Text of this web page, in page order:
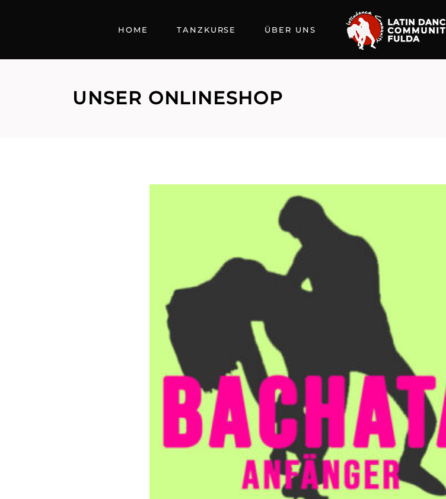
HOME TANZKURSE ÜBER UNS
UNSER ONLINESHOP